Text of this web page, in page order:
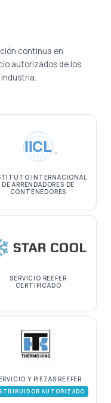
continua en
autorizados de los
IICL ®
INTERNACIONAL
DE ARRENDADORES DE
CONTENEDORES
SERVICIO REEFER
CERTIFICADO
Y PIEZAS REEFER
AUTORIZADO